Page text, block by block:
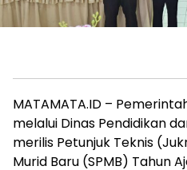
MATAMATA.ID –
melalui Dinas Pendidikan
merilis Petunjuk Teknis
Murid Baru (SPMB) Tahun